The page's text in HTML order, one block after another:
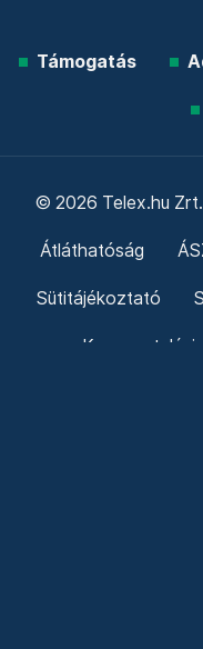
Támogatás
© 2026 Telex.hu Zrt.
Átláthatóság
Sütitájékoztató
Kommentelési